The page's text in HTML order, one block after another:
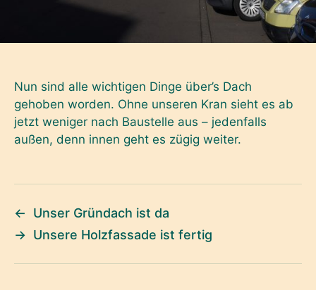
Nun sind alle wichtigen Dinge über’s Dach
gehoben worden. Ohne unseren Kran sieht es ab
jetzt weniger nach Baustelle aus – jedenfalls
außen, denn innen geht es zügig weiter.
←
Unser Gründach ist da
→ Unsere Holzfassade ist fertig